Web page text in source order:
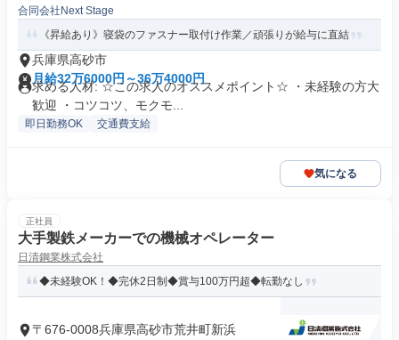
合同会社Next Stage
《昇給あり》寝袋のファスナー取付け作業／頑張りが給与に直結
兵庫県高砂市
月給32万6000円～36万4000円
求める人材: ☆この求人のオススメポイント☆ ・未経験の方大
歓迎 ・コツコツ、モクモ...
即日勤務OK 交通費支給
気になる
正社員
大手製鉄メーカーでの機械オペレーター
日清鋼業株式会社
◆未経験OK！◆完休2日制◆賞与100万円超◆転勤なし
〒676-0008兵庫県高砂市荒井町新浜